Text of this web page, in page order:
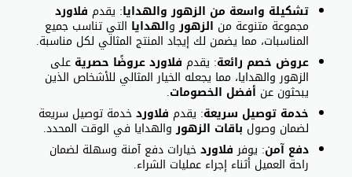
تشكيلة واسعة من الزهور والهدايا: يقدم فلاورد
مجموعة متنوعة من الزهوروالهدايا التي تناسب جميع
المناسبات، مما يضمن لك إيجاد المنتج المثالي لكل مناسبة.
عروض خصم رائعة: يقدم فلاوردعروضًا حصرية على
الزهور والهدايا، مما يجعله الخيار المثالي للأشخاص الذين
يبحثون عن أفضل الخصومات.
خدمة توصيل سريعة: يقدم فلاوردخدمة توصيل سريعة
لضمان وصول باقات الزهوروالهدايا في الوقت المحدد.
دفع آمن: يوفرفلاوردخيارات دفع آمنة وسهلة لضمان
راحة العميل أثناء إجراء عمليات الشراء.